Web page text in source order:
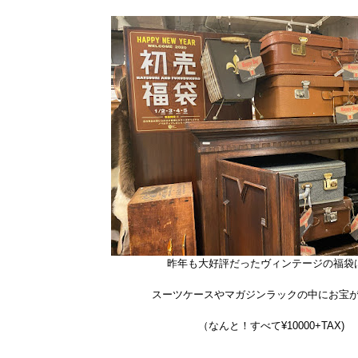
昨年も大好評だったヴィンテージの福袋
スーツケースやマガジンラックの中にお宝
（なんと！すべて¥10000+TAX)